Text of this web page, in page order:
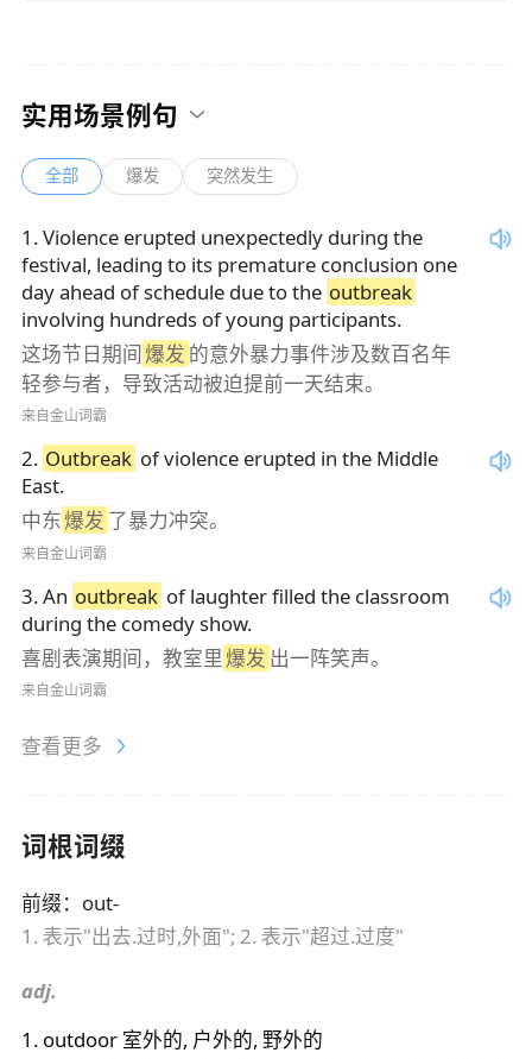
实用场景例句
全部 爆发 突然发生
1 .Violence erupted unexpectedly during the
festival, leading to its premature conclusion one
day ahead of schedule due to the outbreak
involving hundreds of young participants.
这场节日期间爆发 的意外暴力事件涉及数百名年
轻参与者，导致活动被迫提前一天结束。
来自金山词霸
2. Outbreak of violence erupted in the Middle
East.
中东爆发 了暴力冲突。
来自金山词霸
3.An outbreak of laughter filled the classroom
during the comedy show.
喜剧表演期间，教室里 爆发 出一阵笑声。
来自金山词霸
查看更多
词根词缀
前缀： out-
1. 表示"出去.过时,外面"; 2. 表示"超过.过度"
adj.
1 . outdoor 室外的, 户外的, 野外的